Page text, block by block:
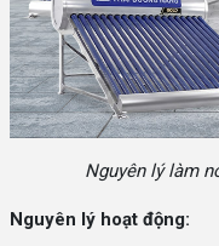
Nguyên lý làm
Nguyên lý hoạt động: